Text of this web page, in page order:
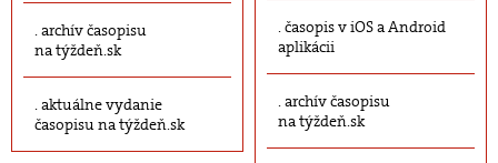
archív časopisu
na týždeň.sk
aktuálne vydanie
časopisu na týždeň.sk
časopis v iOS a Android
aplikácii
archív časopisu
na týždeň.sk